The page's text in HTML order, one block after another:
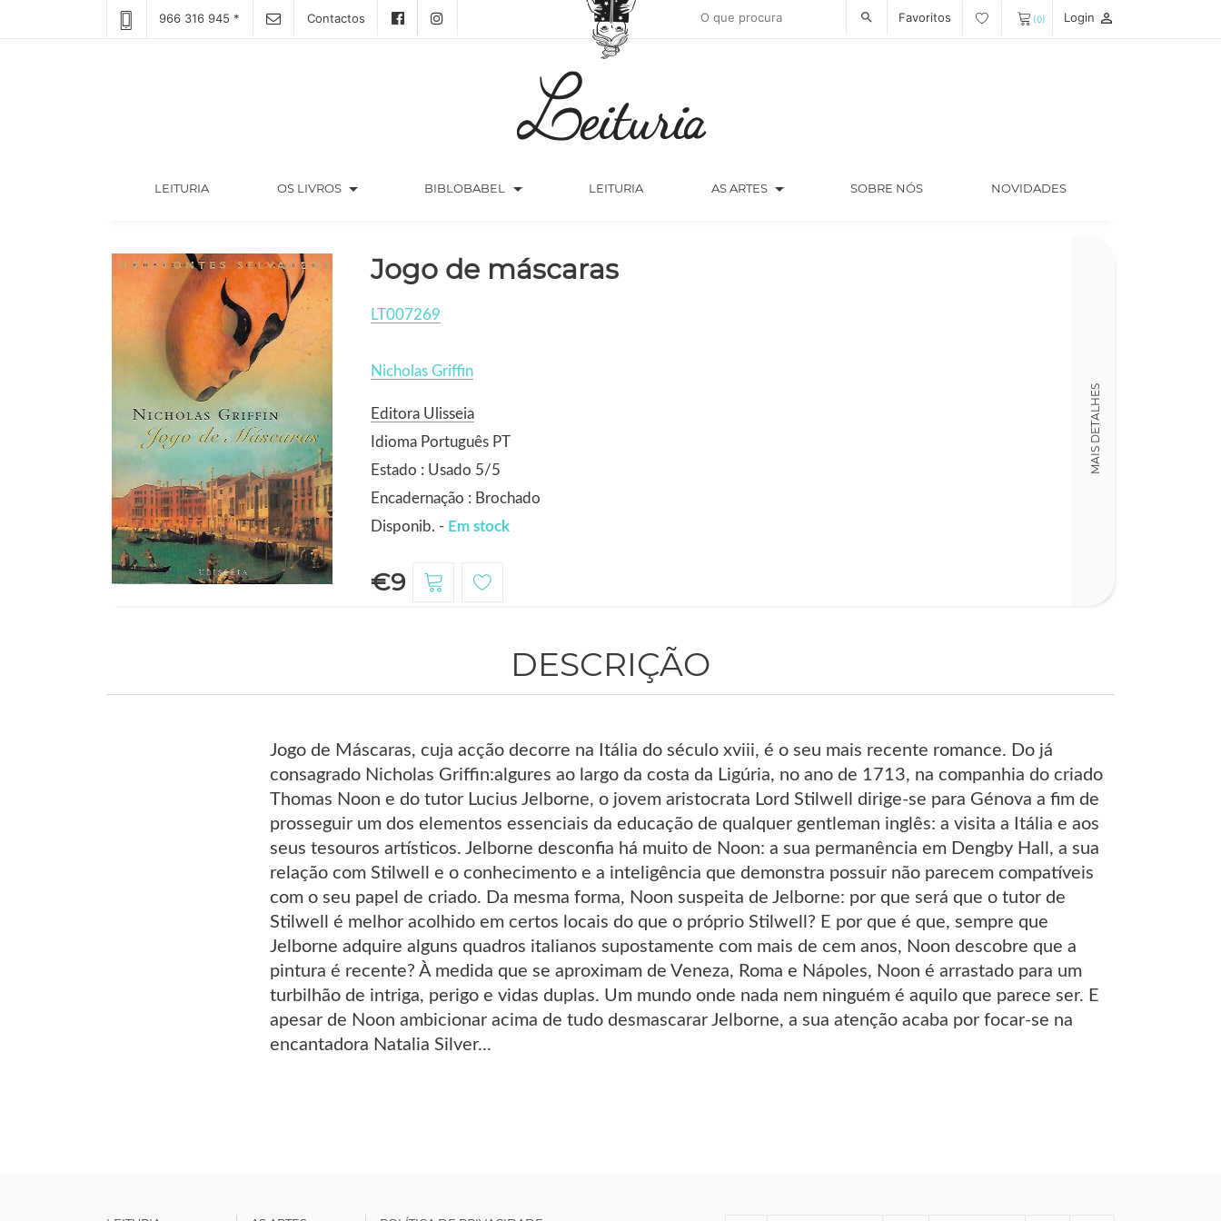
966 316 945 * Contactos search Favoritos (0) Login person_outline
LEITURIA(CURRENT) OS LIVROS arrow_drop_down BIBLOBABEL arrow_drop_down LEITURIA AS ARTES arrow_drop_down SOBRE NÓS NOVIDADES
Jogo de máscaras
LT007269
Nicholas Griffin
Editora Ulisseia
Idioma Português PT
Estado : Usado 5/5
Encadernação : Brochado
Disponib. - Em stock
€9
MAIS DETALHES
DESCRIÇÃO
Jogo de Máscaras, cuja acção decorre na Itália do século xviii, é o seu mais recente romance. Do já
consagrado Nicholas Griffin:algures ao largo da costa da Ligúria, no ano de 1713, na companhia do criado
Thomas Noon e do tutor Lucius Jelborne, o jovem aristocrata Lord Stilwell dirige-se para Génova a fim de
prosseguir um dos elementos essenciais da educação de qualquer gentleman inglês: a visita a Itália e aos
seus tesouros artísticos. Jelborne desconfia há muito de Noon: a sua permanência em Dengby Hall, a sua
relação com Stilwell e o conhecimento e a inteligência que demonstra possuir não parecem compatíveis
com o seu papel de criado. Da mesma forma, Noon suspeita de Jelborne: por que será que o tutor de
Stilwell é melhor acolhido em certos locais do que o próprio Stilwell? E por que é que, sempre que
Jelborne adquire alguns quadros italianos supostamente com mais de cem anos, Noon descobre que a
pintura é recente? À medida que se aproximam de Veneza, Roma e Nápoles, Noon é arrastado para um
turbilhão de intriga, perigo e vidas duplas. Um mundo onde nada nem ninguém é aquilo que parece ser. E
apesar de Noon ambicionar acima de tudo desmascarar Jelborne, a sua atenção acaba por focar-se na
encantadora Natalia Silver...